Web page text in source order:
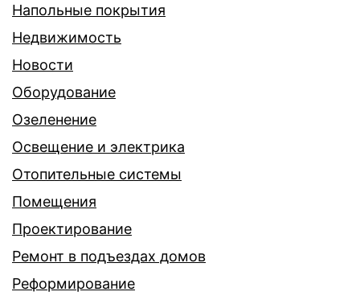
Напольные покрытия
Недвижимость
Новости
Оборудование
Озеленение
Освещение и электрика
Отопительные системы
Помещения
Проектирование
Ремонт в подъездах домов
Реформирование